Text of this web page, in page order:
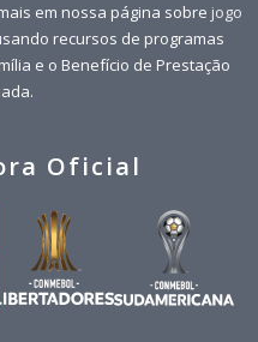
em nossa página sobre jogo
recursos de programas
e o Benefício de Prestação
Oficial